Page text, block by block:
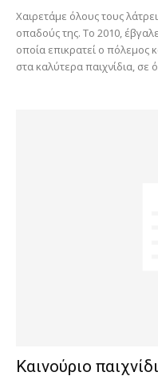
Χαιρετάμε όλους τους
οπαδούς της. Το 2010,
οποία επικρατεί ο πόλεμος
στα καλύτερα παιχνίδια, σε
Καινούριο